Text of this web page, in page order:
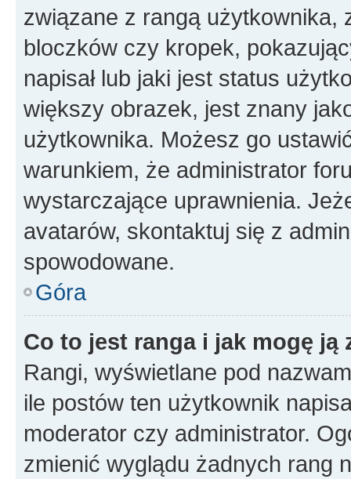
związane z rangą użytkownika,
bloczków czy kropek,
napisał lub jaki jest status
większy obrazek, jest znany
użytkownika. Możesz go
warunkiem, że administrator
wystarczające uprawnienia.
avatarów, skontaktuj się z
spowodowane.
Góra
Co to jest ranga i jak mogę ją
Rangi, wyświetlane pod
ile postów ten użytkownik
moderator czy administrator.
zmienić wyglądu żadnych rang